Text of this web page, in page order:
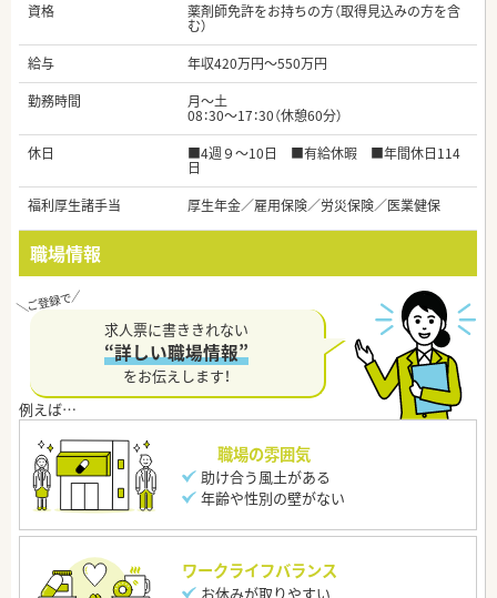
資格
薬剤師免許をお持ちの方（取得見込みの方を含
む）
給与
年収420万円～550万円
勤務時間
月～土
08：30～17：30（休憩60分）
休日
■4週９～10日 ■有給休暇 ■年間休日114
日
福利厚生諸手当
厚生年金／雇用保険／労災保険／医業健保
職場情報
求人票に書ききれない
“詳しい職場情報”
をお伝えします！
職場の雰囲気
助け合う風土がある
年齢や性別の壁がない
ワークライフバランス
お休みが取りやすい